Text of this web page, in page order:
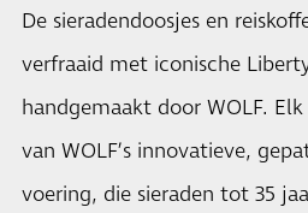
De sieradendoosjes en
verfraaid met iconische
handgemaakt door WOLF.
van WOLF’s innovatieve,
voering, die sieraden tot 35